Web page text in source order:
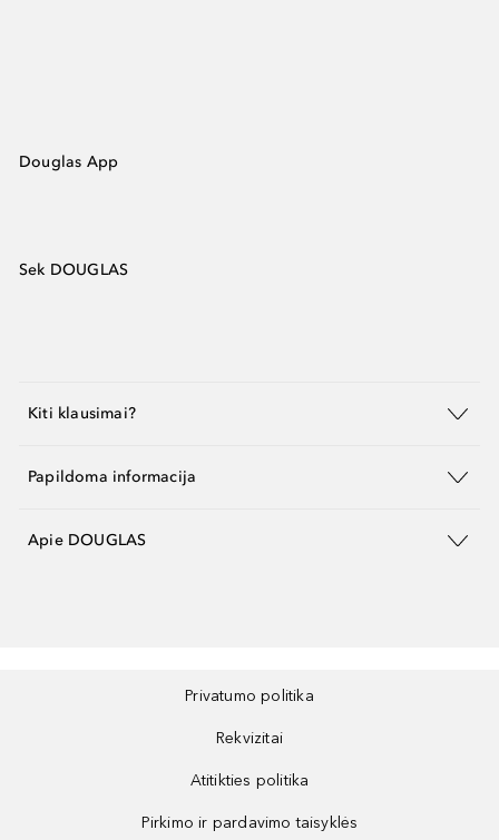
Douglas App
Sek DOUGLAS
Kiti klausimai?
Papildoma informacija
Apie DOUGLAS
Privatumo politika
Rekvizitai
Atitikties politika
Pirkimo ir pardavimo taisyklės